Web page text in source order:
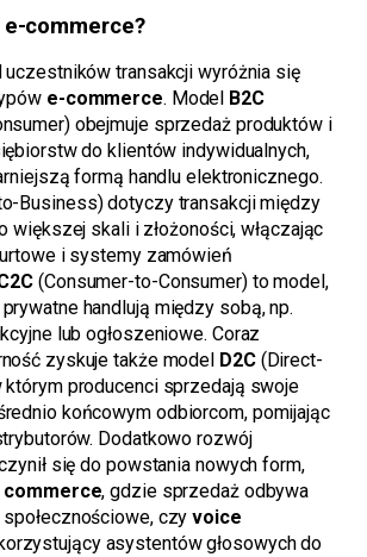
commerce?
uczestników transakcji wyróżnia się
e-commerce. Model B2C
obejmuje sprzedaż produktów i
do klientów indywidualnych,
formą handlu elektronicznego.
Business) dotyczy transakcji między
większej skali i złożoności, włączając
i systemy zamówień
(Consumer-to-Consumer) to model,
handlują między sobą, np.
lub ogłoszeniowe. Coraz
zyskuje także model D2C(Direct-
którym producenci sprzedają swoje
końcowym odbiorcom, pomijając
Dodatkowo rozwój
się do powstania nowych form,
commerce, gdzie sprzedaż odbywa
czyvoice
asystentów głosowych do